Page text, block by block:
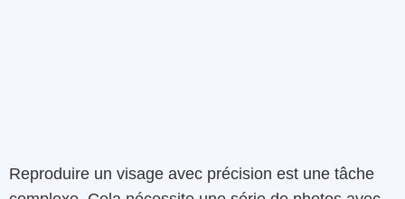
Reproduire un visage avec précision est une tâche